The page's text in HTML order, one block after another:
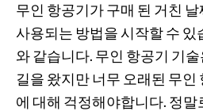
무인 항공기가 구매 된 거친
사용되는 방법을 시작할 수
와 같습니다. 무인 항공기 기
길을 왔지만 너무 오래된 무인
에 대해 걱정해야합니다. 정말